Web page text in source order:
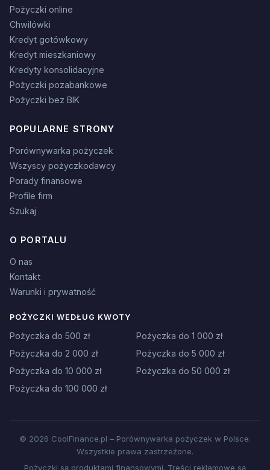
Pożyczki online
Chwilówki
Kredyt gotówkowy
Kredyt mieszkaniowy
Kredyty konsolidacyjne
Pożyczki pozabankowe
Pożyczki bez BIK
POPULARNE STRONY
Porównywarka pożyczek
Wszyscy pożyczkodawcy
Porady finansowe
Profile firm
Szukaj
O PORTALU
O nas
Kontakt
Warunki i prywatność
POŻYCZKI WEDŁUG KWOTY
Pożyczka do 500 zł
Pożyczka do 1 000 zł
Pożyczka do 2 000 zł
Pożyczka do 5 000 zł
Pożyczka do 10 000 zł
Pożyczka do 50 000 zł
Pożyczka do 100 000 zł
© 2026 CoolFinance.pl – Porównywarka pożyczek w Polsce.
Wszystkie prawa zastrzeżone.
Pożyczki są produktami finansowymi. Treści reklamowe są